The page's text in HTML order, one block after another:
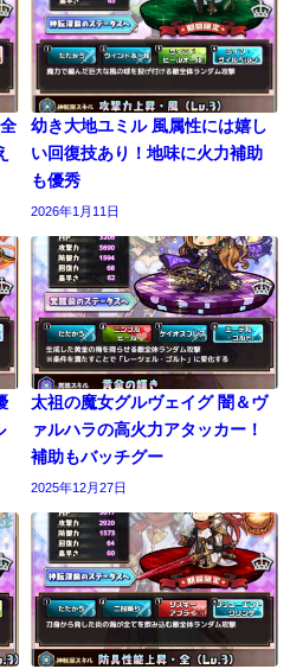
幼き大地ユミル 風属性には嬉し
い回復技あり！地味に火力補助
も優秀
2026年1月11日
太祖の魔女グルヴェイグ 闇＆ヴ
ァルハラの高火力アタッカー！
補助もバッチグー
2025年12月27日